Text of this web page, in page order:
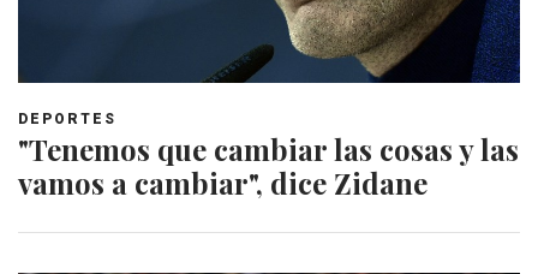
DEPORTES
"Tenemos que cambiar las cosas y las
vamos a cambiar", dice Zidane